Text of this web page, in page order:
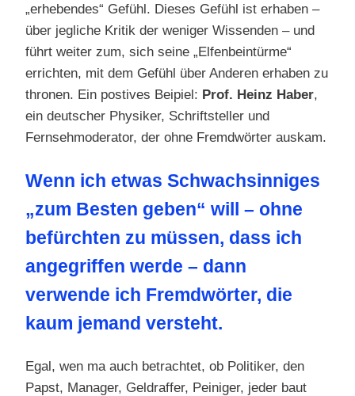
„erhebendes“ Gefühl. Dieses Gefühl ist erhaben –
über jegliche Kritik der weniger Wissenden – und
führt weiter zum, sich seine „Elfenbeintürme“
errichten, mit dem Gefühl über Anderen erhaben zu
thronen. Ein postives Beipiel: Prof. Heinz Haber,
ein deutscher Physiker, Schriftsteller und
Fernsehmoderator, der ohne Fremdwörter auskam.
Wenn ich etwas Schwachsinniges
„zum Besten geben“ will – ohne
befürchten zu müssen, dass ich
angegriffen werde – dann
verwende ich Fremdwörter, die
kaum jemand versteht.
Egal, wen ma auch betrachtet, ob Politiker, den
Papst, Manager, Geldraffer, Peiniger, jeder baut